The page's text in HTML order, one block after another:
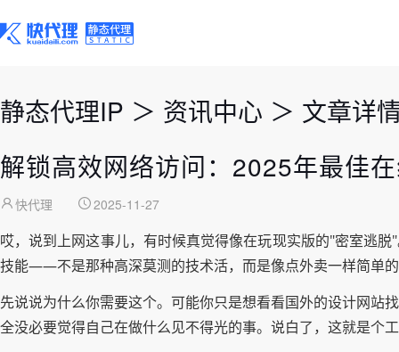
静态代理IP ＞ 资讯中心 ＞ 文章详
解锁高效网络访问：2025年最佳
快代理 2025-11-27
哎，说到上网这事儿，有时候真觉得像在玩现实版的"密室逃
技能——不是那种高深莫测的技术活，而是像点外卖一样简单
先说说为什么你需要这个。可能你只是想看看国外的设计网站
全没必要觉得自己在做什么见不得光的事。说白了，这就是个